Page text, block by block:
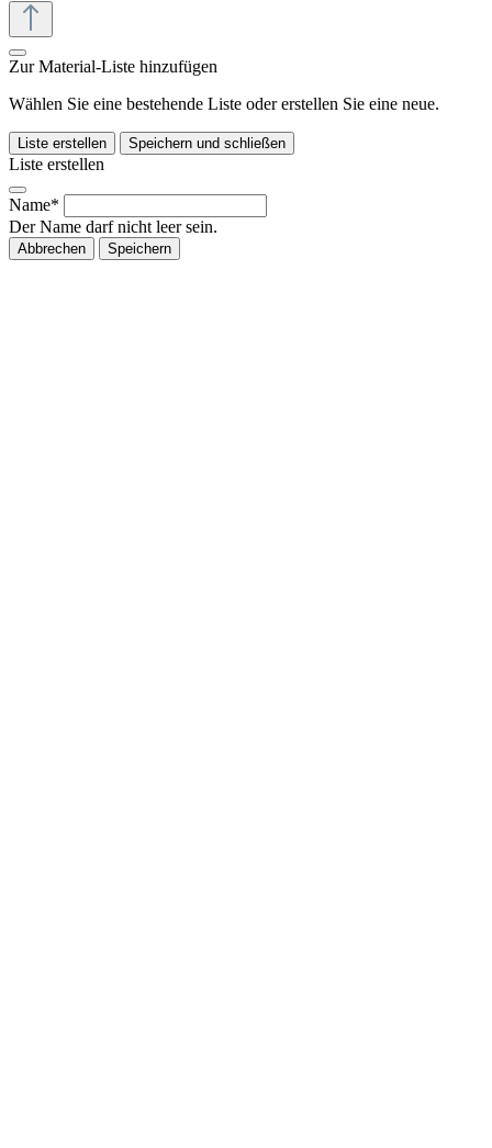
Zur Material-Liste hinzufügen
Wählen Sie eine bestehende Liste oder erstellen Sie eine neue.
Liste erstellen Speichern und schließen
Liste erstellen
Name*
Der Name darf nicht leer sein.
Abbrechen Speichern